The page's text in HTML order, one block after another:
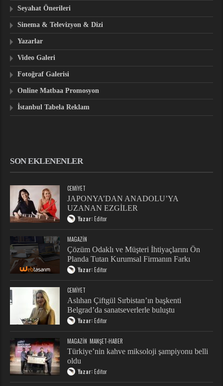
Seyahat Önerileri
Sinema & Televizyon & Dizi
Yazarlar
Video Galeri
Fotoğraf Galerisi
Online Matbaa Promosyon
İstanbul Tabela Reklam
SON EKLENENLER
CEMIYET
JAPONYA’DAN ANADOLU’YA
UZANAN EZGİLER
Yazar:Editor
MAGAZIN
Çözüm Odaklı ve Müşteri İhtiyaçlarını Ön
Planda Tutan Kurumsal Firmanın Farkı
Yazar:Editor
CEMIYET
Aslıhan Çiftgül Sırbistan’ın başkenti
Belgrad’da sanatseverlerle buluştu
Yazar:Editor
MAGAZIN MANŞET-HABER
Türkiye’nin kahve miksoloji şampiyonu belli
oldu
Yazar:Editor